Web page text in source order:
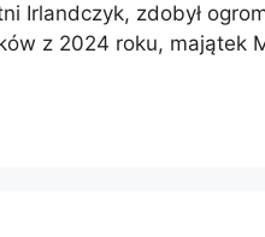
Irlandczyk, zdobył
z 2024 roku, majątek